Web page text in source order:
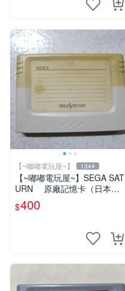
【~嘟嘟電玩屋~】 1344
【~嘟嘟電玩屋~】SEGA SAT
URN 原廠記憶卡（日本帶
回）
$400